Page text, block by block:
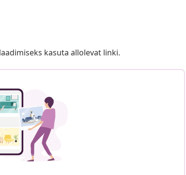
kasuta allolevat linki.